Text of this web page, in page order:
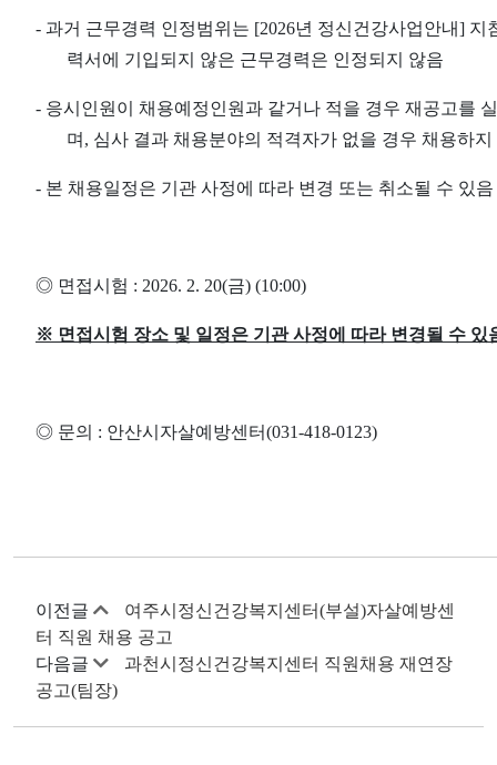
- 과거 근무경력 인정범위는 [2026년 정신건강사업안내] 지
력서에 기입되지 않은 근무경력은 인정되지 않음
- 응시인원이 채용예정인원과 같거나 적을 경우 재공고를
며 , 심사 결과 채용분야의 적격자가 없을 경우 채용하
- 본 채용일정은 기관 사정에 따라 변경 또는 취소될 수 있음
◎ 면접시험 : 2026. 2. 20(금) (10:00)
※ 면접시험 장소 및 일정은 기관 사정에 따라 변경될 수 있
◎ 문의 : 안산시자살예방센터(031-418-0123)
이전글
여주시정신건강복지센터(부설)자살예방센
터 직원 채용 공고
다음글
과천시정신건강복지센터 직원채용 재연장
공고(팀장)